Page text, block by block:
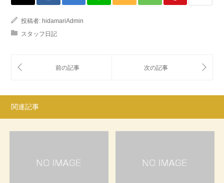
投稿者: hidamariAdmin
スタッフ日記
関連記事